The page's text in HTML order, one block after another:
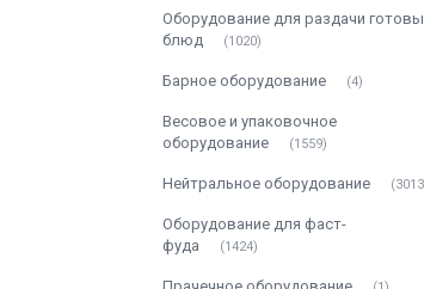
Оборудование для раздачи
блюд
1020
Барное оборудование 4
Весовое и упаковочное
оборудование
1559
Нейтральное оборудование 3013
Оборудование для фаст-
фуда
1424